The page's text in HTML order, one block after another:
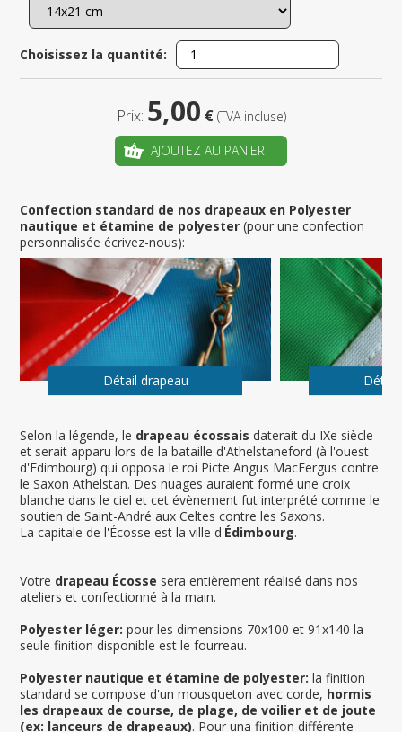
Selon la légende, le drapeau écossais daterait du IXe siècle
et serait apparu lors de la bataille d'Athelstaneford (à l'ouest
d'Edimbourg) qui opposa le roi Picte Angus MacFergus contre
le Saxon Athelstan. Des nuages auraient formé une croix
blanche dans le ciel et cet évènement fut interprété comme le
soutien de Saint-André aux Celtes contre les Saxons.
La capitale de l'Écosse est la ville d'Édimbourg.
Votre drapeau Écosse sera entièrement réalisé dans nos
ateliers et confectionné à la main.
Polyester léger: pour les dimensions 70x100 et 91x140 la
seule finition disponible est le fourreau.
Polyester nautique et étamine de polyester: la finition
standard se compose d'un mousqueton avec corde, hormis
les drapeaux de course, de plage, de voilier et de joute
(ex: lanceurs de drapeaux). Pour una finition différente
Choisissez la quantité:
Prix: 5,00 € (TVA incluse)
AJOUTEZ AU PANIER
Confection standard de nos drapeaux en Polyester
nautique et étamine de polyester(pour une confection
personnalisée écrivez-nous):
Détail drapeau Détail